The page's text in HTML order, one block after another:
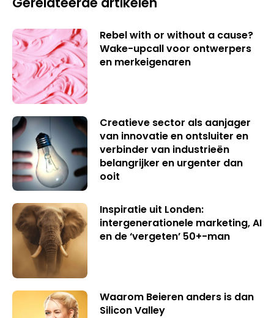
Rebel with or without a cause?
Wake-upcall voor ontwerpers
en merkeigenaren
Creatieve sector als aanjager
van innovatie en ontsluiter en
verbinder van industrieën
belangrijker en urgenter dan
ooit
Inspiratie uit Londen:
intergenerationele marketing, AI
en de ‘vergeten’ 50+-man
Waarom Beieren anders is dan
Silicon Valley